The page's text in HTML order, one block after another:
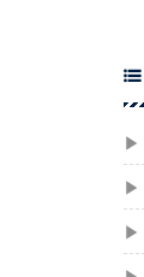
▶
▶
▶